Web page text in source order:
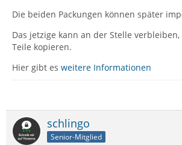
Die beiden Packungen können später
Das jetzige kann an der Stelle
Teile kopieren.
Hier gibt es weitere Informationen
schlingo
Senior-Mitglied